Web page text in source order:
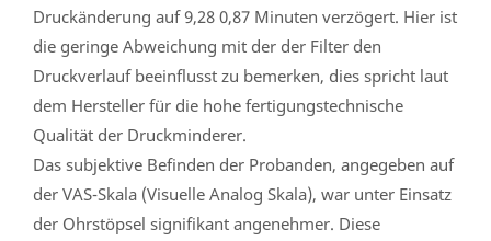
Druckänderung auf 9,28 0,87 Minuten verzögert. Hier ist
die geringe Abweichung mit der der Filter den
Druckverlauf beeinflusst zu bemerken, dies spricht laut
dem Hersteller für die hohe fertigungstechnische
Qualität der Druckminderer.
Das subjektive Befinden der Probanden, angegeben auf
der VAS-Skala (Visuelle Analog Skala), war unter Einsatz
der Ohrstöpsel signifikant angenehmer. Diese